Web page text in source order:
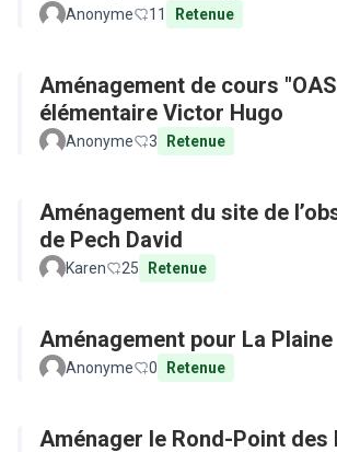
Anonyme 11 Retenue
Aménagement de cours
élémentaire Victor Hugo
Anonyme 3 Retenue
Aménagement du site de
de Pech David
Karen 25 Retenue
Aménagement pour La Plaine
Anonyme 0 Retenue
Aménager le Rond-Point des